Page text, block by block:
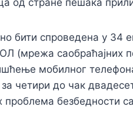
бити спроведена у 34
(мрежа саобраћајних
мобилног
четири до чак
проблема безбедности